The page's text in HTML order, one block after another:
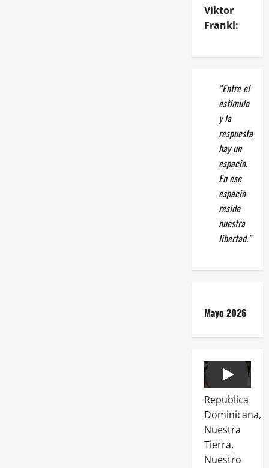
Viktor
Frankl:
“Entre el
estímulo
y la
respuesta
hay un
espacio.
En ese
espacio
reside
nuestra
libertad.”
Mayo 2026
Play
Republica
Dominicana,
Nuestra
Tierra,
Nuestro